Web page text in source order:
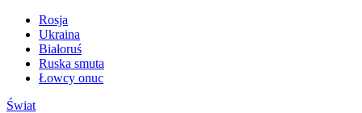
Rosja
Ukraina
Białoruś
Ruska smuta
Łowcy onuc
Świat